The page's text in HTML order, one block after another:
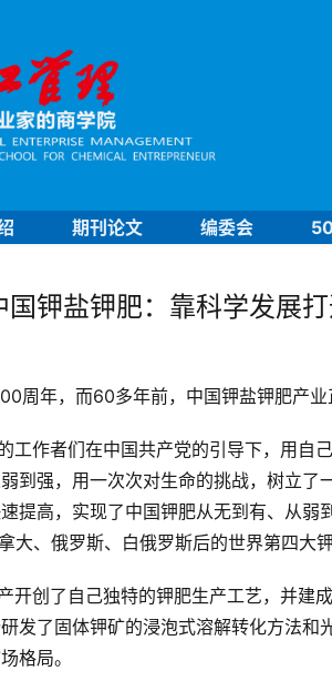
期刊论文 编委会
国钾盐钾肥：靠科学发展
周年，而60多年前，中国钾盐钾肥产业
工作者们在中国共产党的引导下，用自
到强，用一次次对生命的挑战，树立
提高，实现了中国钾肥从无到有、从
大、俄罗斯、白俄罗斯后的世界第四大钾
开创了自己独特的钾肥生产工艺，并建
发了固体钾矿的浸泡式溶解转化方法和
格局。